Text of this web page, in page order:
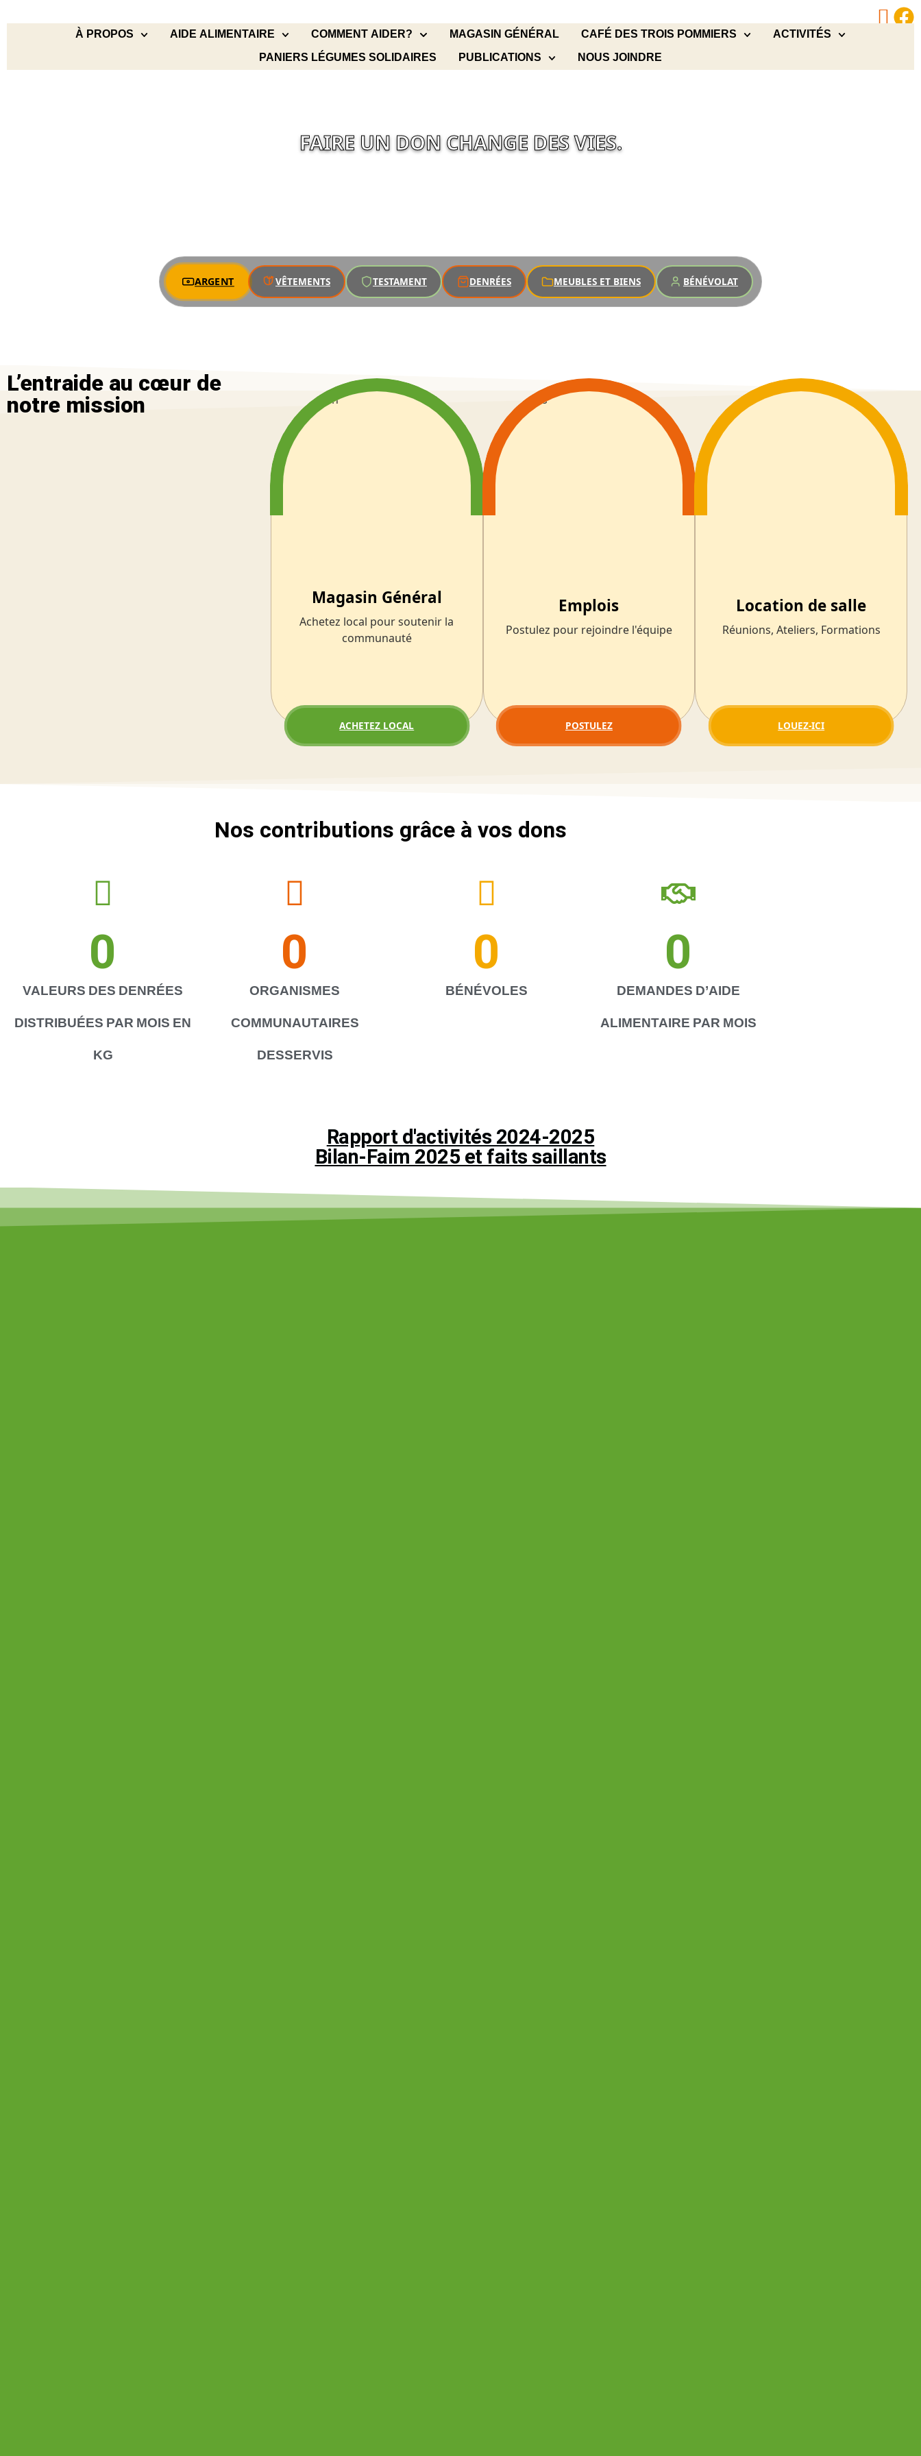
À PROPOS AIDE ALIMENTAIRE COMMENT AIDER? MAGASIN GÉNÉRAL CAFÉ DES TROIS POMMIERS
ACTIVITÉS
PANIERS LÉGUMES SOLIDAIRES
PUBLICATIONS NOUS JOINDRE
FAIRE UN DON CHANGE DES VIES.
ARGENT VÊTEMENTS TESTAMENT DENRÉES MEUBLES ET BIENS BÉNÉVOLAT
L’entraide au cœur de
notre mission
Magasin Général
Achetez local pour soutenir la
communauté
ACHETEZ LOCAL
Emplois
Postulez pour rejoindre l'équipe
POSTULEZ
Location de salle
Réunions, Ateliers, Formations
LOUEZ-ICI
Nos contributions grâce à vos dons
VALEURS DES DENRÉES
DISTRIBUÉES PAR MOIS EN
KG
0
ORGANISMES
COMMUNAUTAIRES
DESSERVIS
0
BÉNÉVOLES
0
DEMANDES D’AIDE
ALIMENTAIRE PAR MOIS
0
Rapport d'activités 2024-2025
Bilan-Faim 2025 et faits saillants